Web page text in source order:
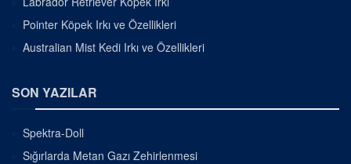
Pointer Köpek Irkı ve Özellikleri
Australian Mist Kedi Irkı ve Özellikleri
SON YAZILAR
Spektra-Doll
Sığırlarda Metan Gazı Zehirlenmesi